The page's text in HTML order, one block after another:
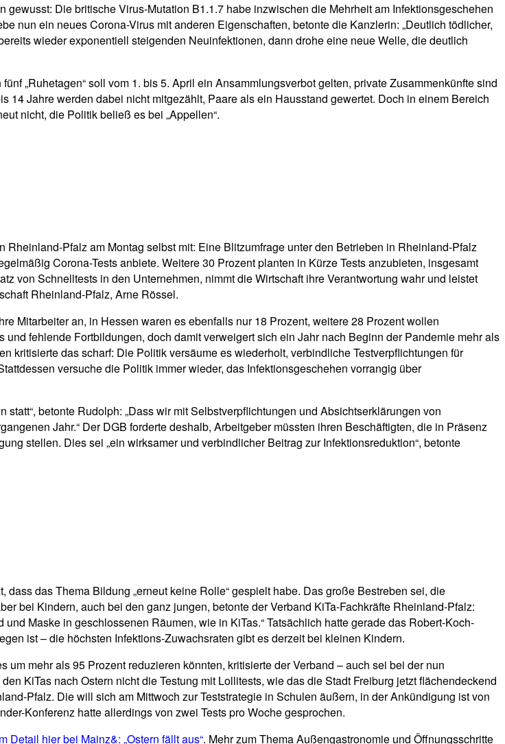
Die britische Virus-Mutation B1.1.7 habe inzwischen die Mehrheit am Infektionsgeschehen
nun ein neues Corona-Virus mit anderen Eigenschaften, betonte die Kanzlerin: „Deutlich tödlicher,
wieder exponentiell steigenden Neuinfektionen, dann drohe eine neue Welle, die deutlich
„Ruhetagen“ soll vom 1. bis 5. April ein Ansammlungsverbot gelten, private Zusammenkünfte sind
Jahre werden dabei nicht mitgezählt, Paare als ein Hausstand gewertet. Doch in einem Bereich
nicht, die Politik beließ es bei „Appellen“.
Pfalz am Montag selbst mit: Eine Blitzumfrage unter den Betrieben in Rheinland-Pfalz
Corona-Tests anbiete. Weitere 30 Prozent planten in Kürze Tests anzubieten, insgesamt
von Schnelltests in den Unternehmen, nimmt die Wirtschaft ihre Verantwortung wahr und leistet
Rheinland-Pfalz, Arne Rössel.
Mitarbeiter an, in Hessen waren es ebenfalls nur 18 Prozent, weitere 28 Prozent wollen
fehlende Fortbildungen, doch damit verweigert sich ein Jahr nach Beginn der Pandemie mehr als
kritisierte das scharf: Die Politik versäume es wiederholt, verbindliche Testverpflichtungen für
versuche die Politik immer wieder, das Infektionsgeschehen vorrangig über
betonte Rudolph: „Dass wir mit Selbstverpflichtungen und Absichtserklärungen von
Jahr.“ Der DGB forderte deshalb, Arbeitgeber müssten ihren Beschäftigten, die in Präsenz
stellen. Dies sei „ein wirksamer und verbindlicher Beitrag zur Infektionsreduktion“, betonte
das Thema Bildung „erneut keine Rolle“ gespielt habe. Das große Bestreben sei, die
bei Kindern, auch bei den ganz jungen, betonte der Verband KiTa-Fachkräfte Rheinland-Pfalz:
Maske in geschlossenen Räumen, wie in KiTas.“ Tatsächlich hatte gerade das Robert-Koch-
ist – die höchsten Infektions-Zuwachsraten gibt es derzeit bei kleinen Kindern.
mehr als 95 Prozent reduzieren könnten, kritisierte der Verband – auch sei bei der nun
KiTas nach Ostern nicht die Testung mit Lollitests, wie das die Stadt Freiburg jetzt flächendeckend
Pfalz. Die will sich am Mittwoch zur Teststrategie in Schulen äußern, in der Ankündigung ist von
Konferenz hatte allerdings von zwei Tests pro Woche gesprochen.
Detail hier bei Mainz&: „Ostern fällt aus“. Mehr zum Thema Außengastronomie und Öffnungsschritte